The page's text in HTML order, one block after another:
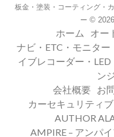
板金・塗装・コーティング・
ー ©
ホーム オー
ナビ・ETC・モニタ
イブレコーダー・
ン
会社概要 お
カーセキュリティ
AUTHOR
AMPIRE – アンパ